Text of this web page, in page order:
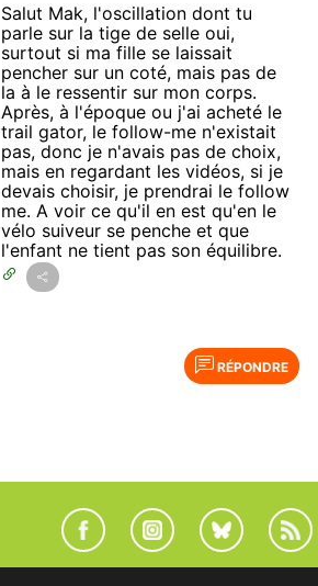
Salut Mak, l'oscillation dont tu
parle sur la tige de selle oui,
surtout si ma fille se laissait
pencher sur un coté, mais pas de
la à le ressentir sur mon corps.
Après, à l'époque ou j'ai acheté le
trail gator, le follow-me n'existait
pas, donc je n'avais pas de choix,
mais en regardant les vidéos, si je
devais choisir, je prendrai le follow
me. A voir ce qu'il en est qu'en le
vélo suiveur se penche et que
l'enfant ne tient pas son équilibre.
RÉPONDRE